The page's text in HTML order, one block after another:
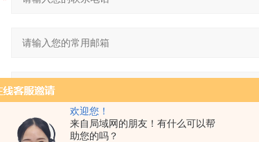
欢迎您！
来自局域网的朋友！有什么可以帮
助您的吗？